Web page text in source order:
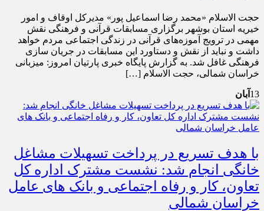
حجت الاسلام «محمد رضا اسماعیل پور» مدیرکل اوقاف و امور
خیریه استان بوشهر برگزاری مسابقات قرآنی و فرهنگی نقش
مهمی در ترویج آموزه‌های قرآنی در زندگی اجتماعی مردم خواهد
داشت و نباید از نقش و دستاورد این مسابقات در جریان سازی
فرهنگی غافل شد. به گزارش پایگاه خبری پارتیان امروز: میزبانی
خراسان شمالی، حجت الاسلام […]
13 آبان
با هدف تسریع در پرداخت تسهیلات مشاغل
خانگی انجام شد: نشست مشترک اداره کل
تعاون، کار و رفاه اجتماعی و بانک های عامل
خراسان شمالی